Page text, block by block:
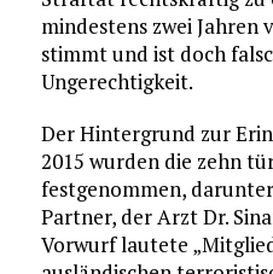
mindestens zwei Jahren
stimmt und ist doch
Ungerechtigkeit.
Der Hintergrund zur
2015 wurden die zehn
festgenommen,
Partner, der Arzt Dr.
Vorwurf lautete